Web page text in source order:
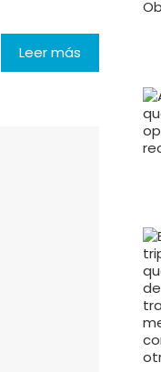
Leer más